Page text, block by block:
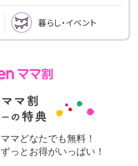
暮らし・イベント
マどなたでも無料！
っとお得がいっぱい！